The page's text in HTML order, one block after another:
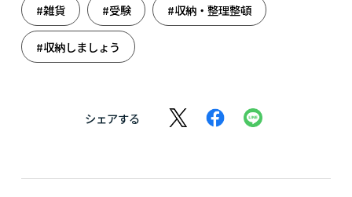
#雑貨 #受験 #収納・整理整頓
#収納しましょう
シェアする